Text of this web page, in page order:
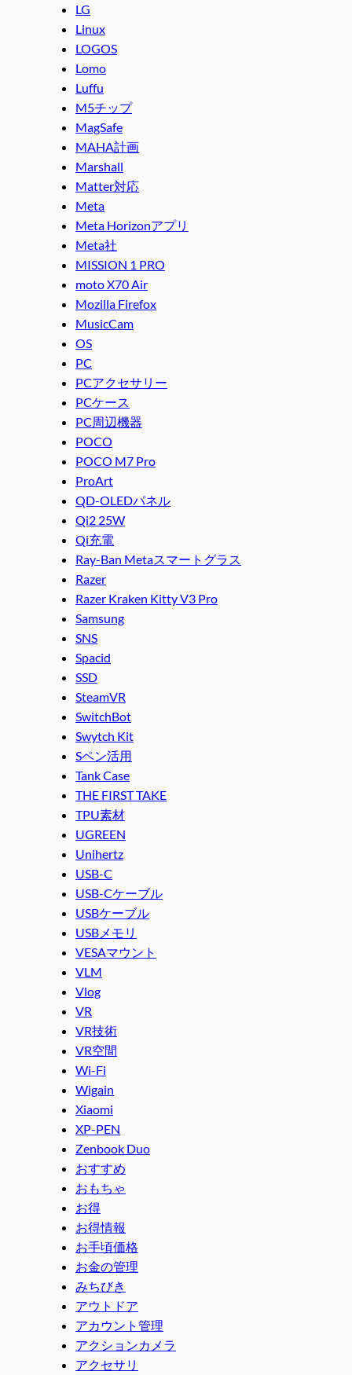
LG
Linux
LOGOS
Lomo
Luffu
M5チップ
MagSafe
MAHA計画
Marshall
Matter対応
Meta
Meta Horizonアプリ
Meta社
MISSION 1 PRO
moto X70 Air
Mozilla Firefox
MusicCam
OS
PC
PCアクセサリー
PCケース
PC周辺機器
POCO
POCO M7 Pro
ProArt
QD-OLEDパネル
Qi2 25W
Qi充電
Ray-Ban Metaスマートグラス
Razer
Razer Kraken Kitty V3 Pro
Samsung
SNS
Spacid
SSD
SteamVR
SwitchBot
Swytch Kit
Sペン活用
Tank Case
THE FIRST TAKE
TPU素材
UGREEN
Unihertz
USB-C
USB-Cケーブル
USBケーブル
USBメモリ
VESAマウント
VLM
Vlog
VR
VR技術
VR空間
Wi-Fi
Wigain
Xiaomi
XP-PEN
Zenbook Duo
おすすめ
おもちゃ
お得
お得情報
お手頃価格
お金の管理
みちびき
アウトドア
アカウント管理
アクションカメラ
アクセサリ